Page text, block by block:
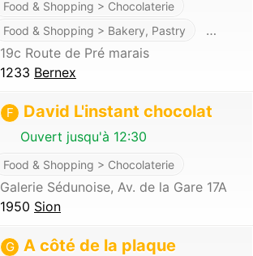
Food & Shopping > Chocolaterie
Food & Shopping > Bakery, Pastry
…
19c Route de Pré marais
1233 Bernex
F David L'instant chocolat
Ouvert jusqu'à 12:30
Food & Shopping > Chocolaterie
Galerie Sédunoise, Av. de la Gare 17A
1950 Sion
G A côté de la plaque